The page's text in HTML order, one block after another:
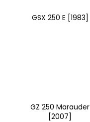
GSX 250 E [1983]
GZ 250 Marauder
[2007]